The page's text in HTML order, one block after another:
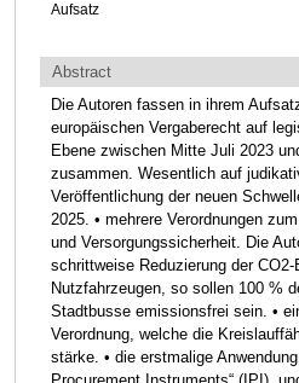
Aufsatz
Abstract
Die Autoren fassen in ihrem
europäischen Vergaberecht auf
Ebene zwischen Mitte Juli 2023
zusammen. Wesentlich auf
Veröffentlichung der neuen
2025. • mehrere Verordnungen
und Versorgungssicherheit. Die
schrittweise Reduzierung der
Nutzfahrzeugen, so sollen 100 %
Stadtbusse emissionsfrei sein. •
Verordnung, welche die
stärke. • die erstmalige